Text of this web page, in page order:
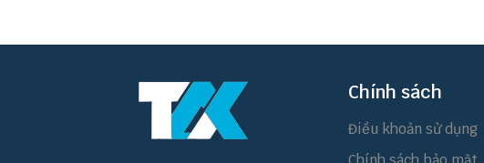
Chính sách
Điều khoản sử dụng